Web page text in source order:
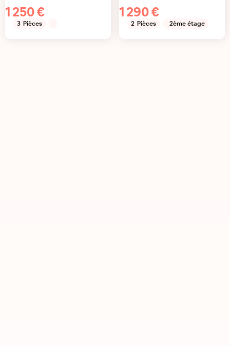
1 250 €
3 Pièces
1 290 €
2 Pièces 2ème étage